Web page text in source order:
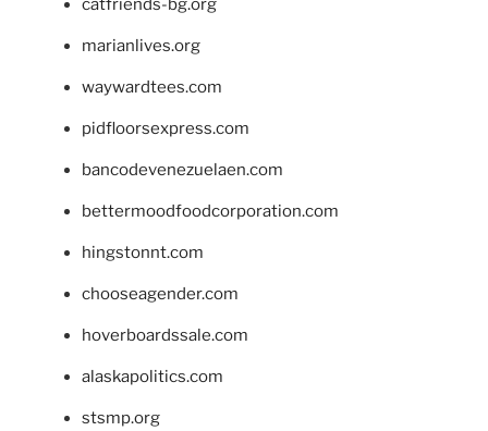
catfriends-bg.org
marianlives.org
waywardtees.com
pidfloorsexpress.com
bancodevenezuelaen.com
bettermoodfoodcorporation.com
hingstonnt.com
chooseagender.com
hoverboardssale.com
alaskapolitics.com
stsmp.org